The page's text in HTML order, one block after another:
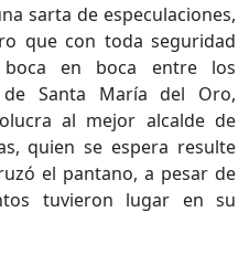
sarta de especulaciones,
que con toda seguridad
en boca entre los
Santa María del Oro,
al mejor alcalde de
quien se espera resulte
el pantano, a pesar de
tuvieron lugar en su